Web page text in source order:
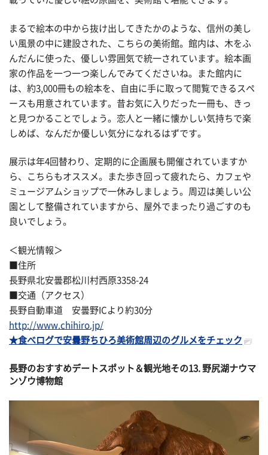
まるで絵本の中から抜け出してきたかのような、信州の美し
い風景の中に建設された、こちらの美術館。館内は、木をふ
んだんに使った、優しい雰囲気で統一されています。絵本画
家の作品を一つ一つ楽しんでみてくださいね。また館内に
は、約3,000冊もの絵本を、自由に手に取って閲覧できるスペ
ースも用意されています。昔お気に入りだった一冊も、きっ
と見つかることでしょう。恋人と一緒に懐かしい気持ちで楽
しめば、なんだか優しい気分になれるはずです。
展示は年4回替わり、定期的に企画展も開催されていますか
ら、こちらもオススメ。また歩き回って疲れたら、カフェや
ミュージアムショップで一休みしましょう。周辺は美しい公
園として整備されていますから、屋外でまったり過ごすのも
良いでしょう。
＜観光情報＞
■住所
長野県北安曇郡松川村西原3358-24
■交通（アクセス）
長野自動車道 安曇野ICより約30分
http://www.chihiro.jp/
★食べログで安曇野ちひろ美術館周辺のグルメをチェック
長野のおすすめデートスポット＆観光地その13. 野尻湖ナウマ
ンゾウ博物館